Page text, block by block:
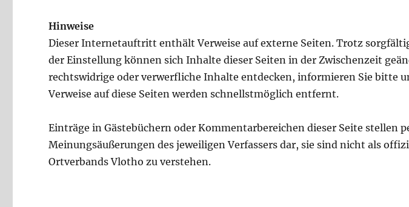
Hinweise
Dieser Internetauftritt enthält Verweise auf externe Seiten. Trotz
der Einstellung können sich Inhalte dieser Seiten in der Zwischenzeit
rechtswidrige oder verwerfliche Inhalte entdecken, informieren Sie bitte
Verweise auf diese Seiten werden schnellstmöglich entfernt.
Einträge in Gästebüchern oder Kommentarbereichen dieser Seite stellen
Meinungsäußerungen des jeweiligen Verfassers dar, sie sind nicht als
Ortverbands Vlotho zu verstehen.